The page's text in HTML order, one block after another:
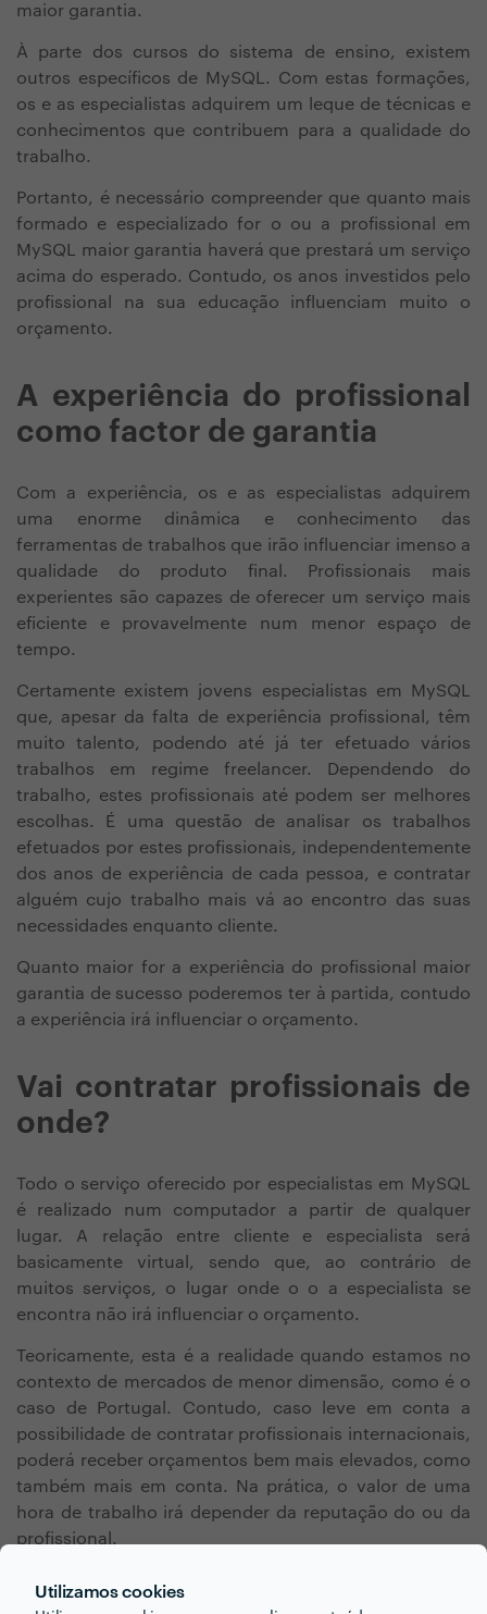
Utilizamos cookies
maior garantia.
À parte dos cursos do sistema de ensino, existem
outros específicos de MySQL. Com estas formações,
os e as especialistas adquirem um leque de técnicas e
conhecimentos que contribuem para a qualidade do
trabalho.
Portanto, é necessário compreender que quanto mais
formado e especializado for o ou a profissional em
MySQL maior garantia haverá que prestará um serviço
acima do esperado. Contudo, os anos investidos pelo
profissional na sua educação influenciam muito o
orçamento.
A experiência do profissional
como factor de garantia
Com a experiência, os e as especialistas adquirem
uma enorme dinâmica e conhecimento das
ferramentas de trabalhos que irão influenciar imenso a
qualidade do produto final. Profissionais mais
experientes são capazes de oferecer um serviço mais
eficiente e provavelmente num menor espaço de
tempo.
Certamente existem jovens especialistas em MySQL
que, apesar da falta de experiência profissional, têm
muito talento, podendo até já ter efetuado vários
trabalhos em regime freelancer. Dependendo do
trabalho, estes profissionais até podem ser melhores
escolhas. É uma questão de analisar os trabalhos
efetuados por estes profissionais, independentemente
dos anos de experiência de cada pessoa, e contratar
alguém cujo trabalho mais vá ao encontro das suas
necessidades enquanto cliente.
Quanto maior for a experiência do profissional maior
garantia de sucesso poderemos ter à partida, contudo
a experiência irá influenciar o orçamento.
Vai contratar profissionais de
onde?
Todo o serviço oferecido por especialistas em MySQL
é realizado num computador a partir de qualquer
lugar. A relação entre cliente e especialista será
basicamente virtual, sendo que, ao contrário de
muitos serviços, o lugar onde o o a especialista se
encontra não irá influenciar o orçamento.
Teoricamente, esta é a realidade quando estamos no
contexto de mercados de menor dimensão, como é o
caso de Portugal. Contudo, caso leve em conta a
possibilidade de contratar profissionais internacionais,
poderá receber orçamentos bem mais elevados, como
também mais em conta. Na prática, o valor de uma
hora de trabalho irá depender da reputação do ou da
profissional.